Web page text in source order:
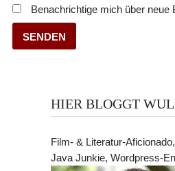
Benachrichtige mich über neue
HIER BLOGGT
Film- & Literatur-
Java Junkie, Wordpress-